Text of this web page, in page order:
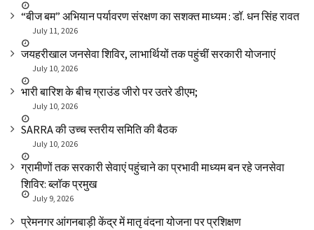
“बीज बम” अभियान पर्यावरण संरक्षण का सशक्त माध्यम : डॉ. धन सिंह रावत
July 11, 2026
जयहरीखाल जनसेवा शिविर, लाभार्थियों तक पहुंचीं सरकारी योजनाएं
July 10, 2026
भारी बारिश के बीच ग्राउंड जीरो पर उतरे डीएम;
July 10, 2026
SARRA की उच्च स्तरीय समिति की बैठक
July 10, 2026
ग्रामीणों तक सरकारी सेवाएं पहुंचाने का प्रभावी माध्यम बन रहे जनसेवा
शिविर: ब्लॉक प्रमुख
July 9, 2026
प्रेमनगर आंगनबाड़ी केंद्र में मातृ वंदना योजना पर प्रशिक्षण